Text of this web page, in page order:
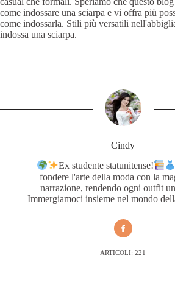
come indossare una sciarpa e vi offra più
come indossarla. Stili più versatili
indossa una sciarpa.
Cindy
Ex studente statunitense!
fondere l'arte della moda con la
narrazione, rendendo ogni outfit
Immergiamoci insieme nel mondo
ARTICOLI: 221